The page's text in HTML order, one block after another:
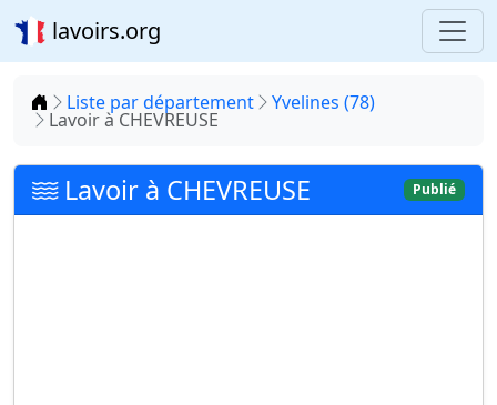
lavoirs.org
Accueil
Liste par département Yvelines (78)
Lavoir à CHEVREUSE
Lavoir à CHEVREUSE Publié